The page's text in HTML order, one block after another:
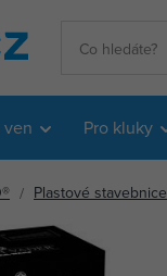
ven Pro kluky
Plastové stavebnice